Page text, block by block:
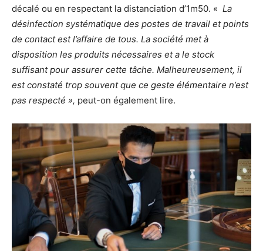
décalé ou en respectant la distanciation d’1m50. « La
désinfection systématique des postes de travail et points
de contact est l’affaire de tous. La société met à
disposition les produits nécessaires et a le stock
suffisant pour assurer cette tâche. Malheureusement, il
est constaté trop souvent que ce geste élémentaire n’est
pas respecté », peut-on également lire.